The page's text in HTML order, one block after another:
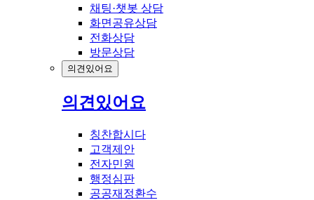
채팅·챗봇 상담
화면공유상담
전화상담
방문상담
의견있어요
의견있어요
칭찬합시다
고객제안
전자민원
행정심판
공공재정환수